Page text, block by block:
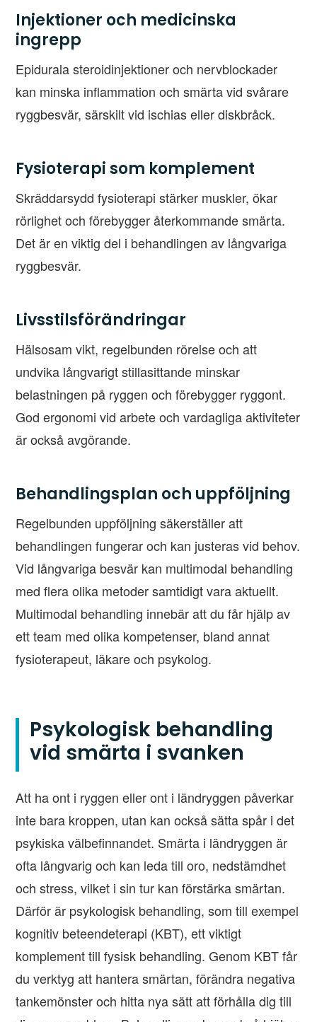
Injektioner och medicinska
ingrepp
Epidurala steroidinjektioner och nervblockader
kan minska inflammation och smärta vid svårare
ryggbesvär, särskilt vid ischias eller diskbråck.
Fysioterapi som komplement
Skräddarsydd fysioterapi stärker muskler, ökar
rörlighet och förebygger återkommande smärta.
Det är en viktig del i behandlingen av långvariga
ryggbesvär.
Livsstilsförändringar
Hälsosam vikt, regelbunden rörelse och att
undvika långvarigt stillasittande minskar
belastningen på ryggen och förebygger ryggont.
God ergonomi vid arbete och vardagliga aktiviteter
är också avgörande.
Behandlingsplan och uppföljning
Regelbunden uppföljning säkerställer att
behandlingen fungerar och kan justeras vid behov.
Vid långvariga besvär kan multimodal behandling
med flera olika metoder samtidigt vara aktuellt.
Multimodal behandling innebär att du får hjälp av
ett team med olika kompetenser, bland annat
fysioterapeut, läkare och psykolog.
Psykologisk behandling
vid smärta i svanken
Att ha ont i ryggen eller ont i ländryggen påverkar
inte bara kroppen, utan kan också sätta spår i det
psykiska välbefinnandet. Smärta i ländryggen är
ofta långvarig och kan leda till oro, nedstämdhet
och stress, vilket i sin tur kan förstärka smärtan.
Därför är psykologisk behandling, som till exempel
kognitiv beteendeterapi (KBT), ett viktigt
komplement till fysisk behandling. Genom KBT får
du verktyg att hantera smärtan, förändra negativa
tankemönster och hitta nya sätt att förhålla dig till